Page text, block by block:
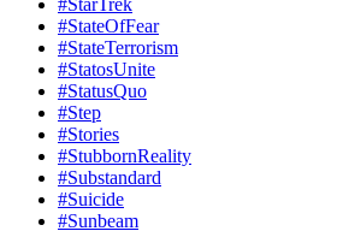
#StarTrek
#StateOfFear
#StateTerrorism
#StatosUnite
#StatusQuo
#Step
#Stories
#StubbornReality
#Substandard
#Suicide
#Sunbeam